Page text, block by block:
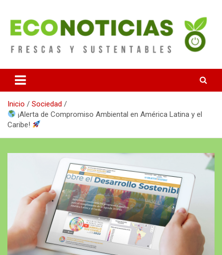
contenido
Econoticias
Inicio
Sociedad
¡Alerta de Compromiso Ambiental en América Latina y el
Caribe!